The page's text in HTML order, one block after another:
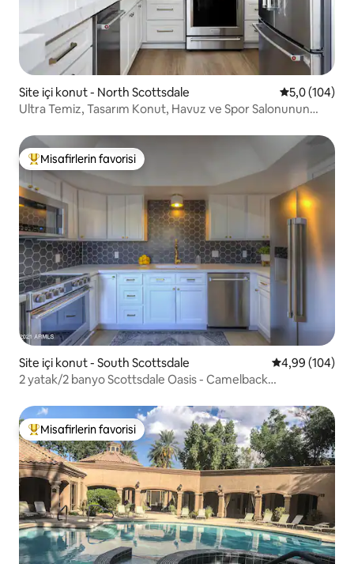
Site içi konut - North Scottsdale 5 üzerinden
5,0 (104)
Ultra Temiz, Tasarım Konut, Havuz ve Spor Salonunun
Misafirlerin favorilerinden en beğenilenler arasında
Misafirlerin favorisi
Site içi konut - South Scottsdale 5 üzerinden
4,99 (104)
2 yatak/2 banyo Scottsdale Oasis - Camelback
Misafirlerin favorilerinden en beğenilenler arasında
Misafirlerin favorisi